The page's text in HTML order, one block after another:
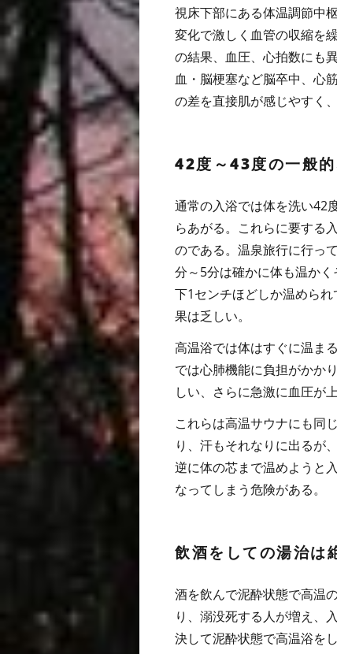
視床下部にある体温調節中
変化で激しく血管の収縮を
の結果、血圧、心拍数にも
血・脳梗塞など脳卒中、心
の差を直接肌が感じやすく
42度～43度の一般
通常の入浴では体を洗い42
らあがる。これらに要する
のである。温泉旅行に行っ
分～5分は確かに体も温か
下1センチほどしか温めら
果は乏しい。
高温浴では体はすぐに温ま
では心肺機能に負担がかか
しい、さらに急激に血圧が
これらは高温サウナにも同
り、汗もそれなりに出るが
逆に体の芯まで温めようと
なってしまう危険がある。
飲酒をしての湯治は
酒を飲んで泥酔状態で高温
り、溺没死する人が増え、
決して泥酔状態で高温浴を